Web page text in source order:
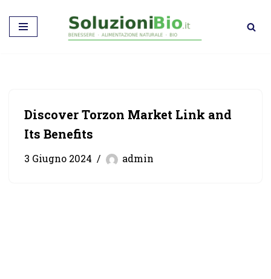
Vai
Discover Torzon Market Link and
Its Benefits
3 Giugno 2024 admin